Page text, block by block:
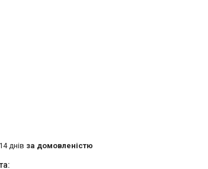
днів за домовленістю